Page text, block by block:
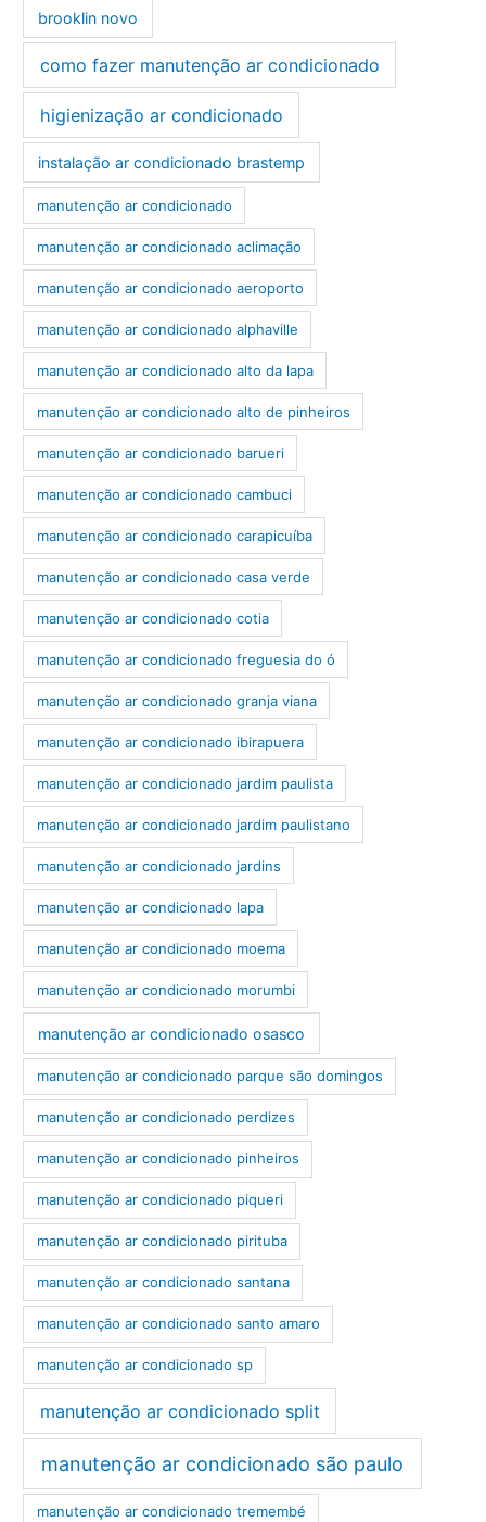
brooklin novo
como fazer manutenção ar condicionado
higienização ar condicionado
instalação ar condicionado brastemp
manutenção ar condicionado
manutenção ar condicionado aclimação
manutenção ar condicionado aeroporto
manutenção ar condicionado alphaville
manutenção ar condicionado alto da lapa
manutenção ar condicionado alto de pinheiros
manutenção ar condicionado barueri
manutenção ar condicionado cambuci
manutenção ar condicionado carapicuíba
manutenção ar condicionado casa verde
manutenção ar condicionado cotia
manutenção ar condicionado freguesia do ó
manutenção ar condicionado granja viana
manutenção ar condicionado ibirapuera
manutenção ar condicionado jardim paulista
manutenção ar condicionado jardim paulistano
manutenção ar condicionado jardins
manutenção ar condicionado lapa
manutenção ar condicionado moema
manutenção ar condicionado morumbi
manutenção ar condicionado osasco
manutenção ar condicionado parque são domingos
manutenção ar condicionado perdizes
manutenção ar condicionado pinheiros
manutenção ar condicionado piqueri
manutenção ar condicionado pirituba
manutenção ar condicionado santana
manutenção ar condicionado santo amaro
manutenção ar condicionado sp
manutenção ar condicionado split
manutenção ar condicionado são paulo
manutenção ar condicionado tremembé